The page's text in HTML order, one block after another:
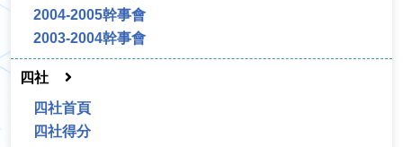
2004-2005幹事會
2003-2004幹事會
四社
四社首頁
四社得分